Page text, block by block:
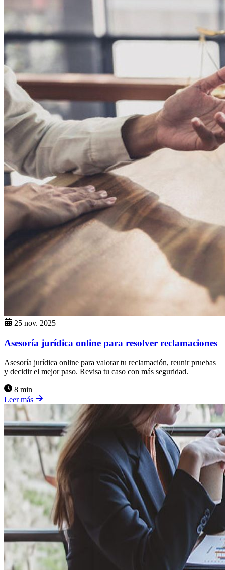
25 nov. 2025
Asesoría jurídica online para resolver reclamaciones
Asesoría jurídica online para valorar tu reclamación, reunir pruebas
y decidir el mejor paso. Revisa tu caso con más seguridad.
8 min
Leer más